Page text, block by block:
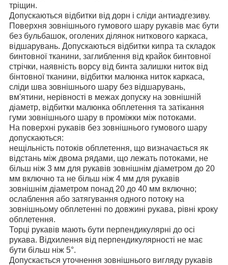
тріщин.
Допускаються відбитки від дорн і сліди антиадгезиву.
Поверхня зовнішнього гумового шару рукавів має бути
без бульбашок, оголених ділянок ниткового каркаса,
відшарувань. Допускаються відбитки кипра та складок
бинтовної тканини, заглиблення від крайок бинтовної
стрічки, наявність ворсу від бинта залишки ниток від
бінтовної тканини, відбитки малюнка ниток каркаса,
сліди шва зовнішнього шару без відшарувань,
вм'ятини, нерівності в межах допуску на зовнішній
діаметр, відбитки малюнка обплетення та затікання
гуми зовнішнього шару в проміжки між потоками.
На поверхні рукавів без зовнішнього гумового шару
допускаються:
нещільність потоків обплетення, що визначається як
відстань між двома рядами, що лежать потоками, не
більш ніж 3 мм для рукавів зовнішнім діаметром до 20
мм включно та не більш ніж 4 мм для рукавів
зовнішнім діаметром понад 20 до 40 мм включно;
ослаблення або затягування одного потоку на
зовнішньому обплетенні по довжині рукава, рівні кроку
обплетення.
Торці рукавів мають бути перпендикулярні до осі
рукава. Відхилення від перпендикулярності не має
бути більш ніж 5°.
Допускається уточнення зовнішнього вигляду рукавів